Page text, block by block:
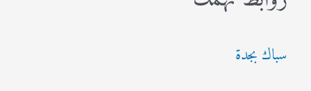
سباك بجدة